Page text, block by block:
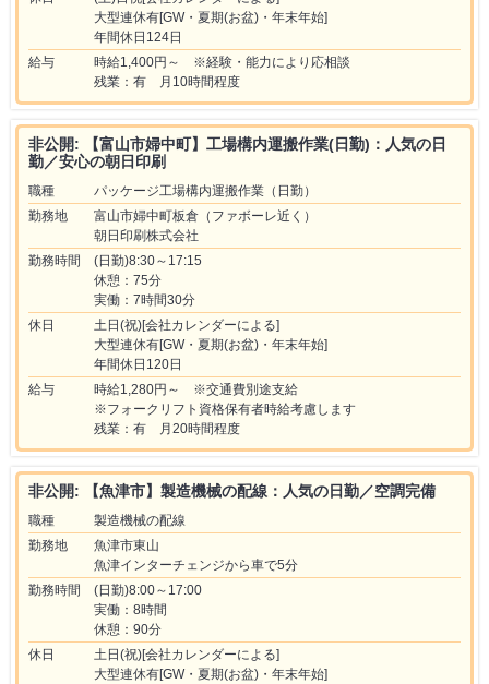
大型連休有[GW・夏期(お盆)・年末年始]
年間休日124日
給与
時給1,400円～ ※経験・能力により応相談
残業：有 月10時間程度
非公開: 【富山市婦中町】工場構内運搬作業(日勤)：人気の日
勤／安心の朝日印刷
職種
パッケージ工場構内運搬作業（日勤）
勤務地
富山市婦中町板倉（ファボーレ近く）
朝日印刷株式会社
勤務時間
(日勤)8:30～17:15
休憩：75分
実働：7時間30分
休日
土日(祝)[会社カレンダーによる]
大型連休有[GW・夏期(お盆)・年末年始]
年間休日120日
給与
時給1,280円～ ※交通費別途支給
※フォークリフト資格保有者時給考慮します
残業：有 月20時間程度
非公開: 【魚津市】製造機械の配線：人気の日勤／空調完備
職種
製造機械の配線
勤務地
魚津市東山
魚津インターチェンジから車で5分
勤務時間
(日勤)8:00～17:00
実働：8時間
休憩：90分
休日
土日(祝)[会社カレンダーによる]
大型連休有[GW・夏期(お盆)・年末年始]